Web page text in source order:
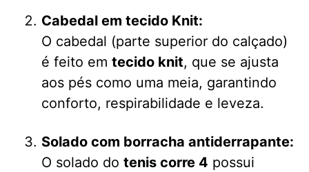
Cabedal em tecido Knit:
O cabedal (parte superior do calçado)
é feito em tecido knit, que se ajusta
aos pés como uma meia, garantindo
conforto, respirabilidade e leveza.
Solado com borracha antiderrapante:
O solado do tenis corre 4 possui